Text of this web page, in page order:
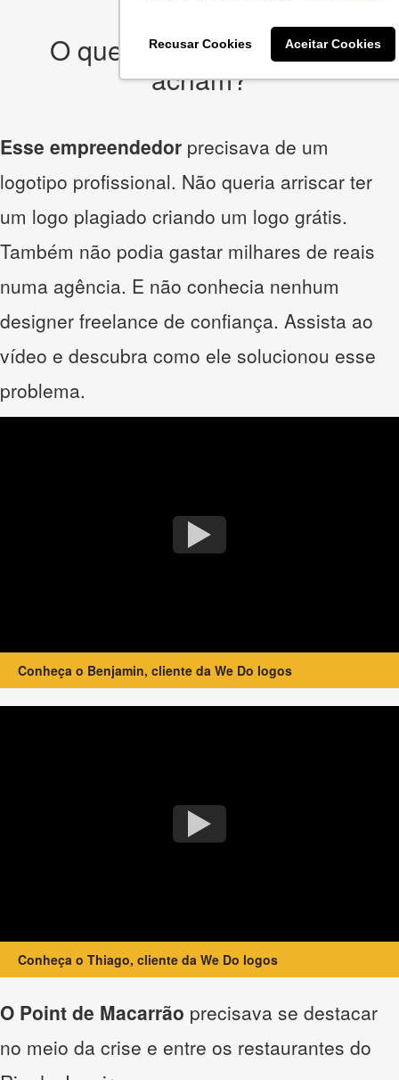
Recusar Cookies Aceitar Cookies
O que os nossos clientes
acham?
Esse empreendedor precisava de um
logotipo profissional. Não queria arriscar ter
um logo plagiado criando um logo grátis.
Também não podia gastar milhares de reais
numa agência. E não conhecia nenhum
designer freelance de confiança. Assista ao
vídeo e descubra como ele solucionou esse
problema.
Conheça o Benjamin, cliente da We Do logos
Conheça o Thiago, cliente da We Do logos
O Point de Macarrão precisava se destacar
no meio da crise e entre os restaurantes do